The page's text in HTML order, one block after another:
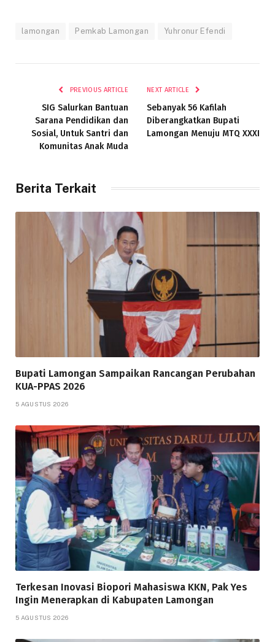
lamongan Pemkab Lamongan Yuhronur Efendi
PREVIOUS ARTICLE
SIG Salurkan Bantuan
Sarana Pendidikan dan
Sosial, Untuk Santri dan
Komunitas Anak Muda
NEXT ARTICLE
Sebanyak 56 Kafilah
Diberangkatkan Bupati
Lamongan Menuju MTQ XXXI
Berita Terkait
Bupati Lamongan Sampaikan Rancangan Perubahan
KUA-PPAS 2026
5 AGUSTUS 2026
Terkesan Inovasi Biopori Mahasiswa KKN, Pak Yes
Ingin Menerapkan di Kabupaten Lamongan
5 AGUSTUS 2026